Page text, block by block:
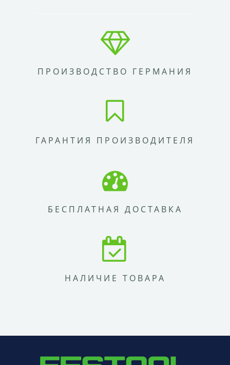
ПРОИЗВОДСТВО ГЕРМАНИЯ
ГАРАНТИЯ ПРОИЗВОДИТЕЛЯ
БЕСПЛАТНАЯ ДОСТАВКА
НАЛИЧИЕ ТОВАРА